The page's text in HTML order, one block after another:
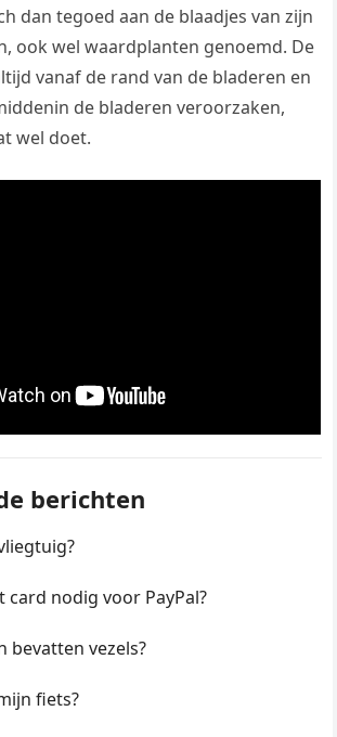
dan tegoed aan de blaadjes van zijn
ook wel waardplanten genoemd. De
vanaf de rand van de bladeren en
de bladeren veroorzaken,
wel doet.
berichten
card nodig voor PayPal?
bevatten vezels?
fiets?